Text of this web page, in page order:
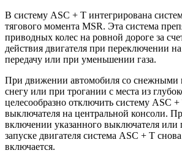
В систему ASC + Т интегрирована
тягового момента MSR. Эта система
приводных колес на ровной дороге за
действия двигателя при переключении
передачу или при уменьшении газа.
При движении автомобиля со снежными
снегу или при трогании с места из
целесообразно отключить систему ASC
выключателя на центральной консоли.
включении указанного выключателя
запуске двигателя система ASC + Т
включается.